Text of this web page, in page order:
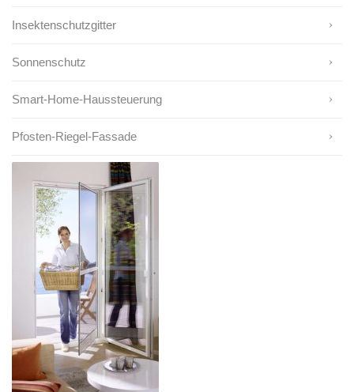
Insektenschutzgitter
Sonnenschutz
Smart-Home-Haussteuerung
Pfosten-Riegel-Fassade